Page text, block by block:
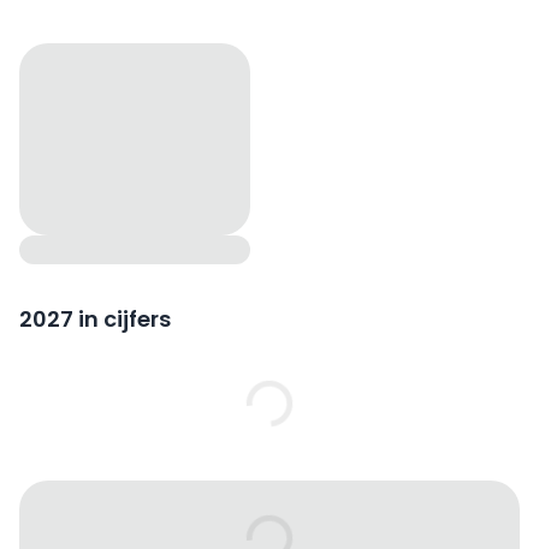
2027 in cijfers